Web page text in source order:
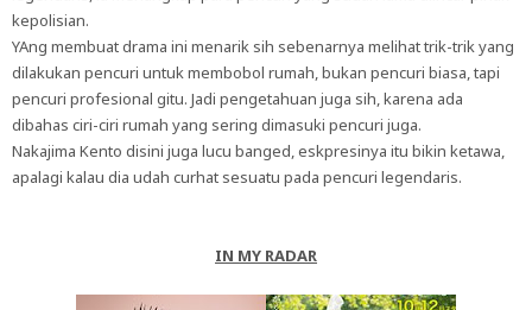
kepolisian.
YAng membuat drama ini menarik sih sebenarnya melihat trik-trik yang
dilakukan pencuri untuk membobol rumah, bukan pencuri biasa, tapi
pencuri profesional gitu. Jadi pengetahuan juga sih, karena ada
dibahas ciri-ciri rumah yang sering dimasuki pencuri juga.
Nakajima Kento disini juga lucu banged, eskpresinya itu bikin ketawa,
apalagi kalau dia udah curhat sesuatu pada pencuri legendaris.
IN MY RADAR